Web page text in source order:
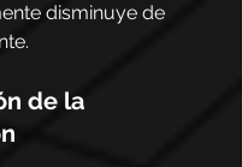
disminuye de
de la